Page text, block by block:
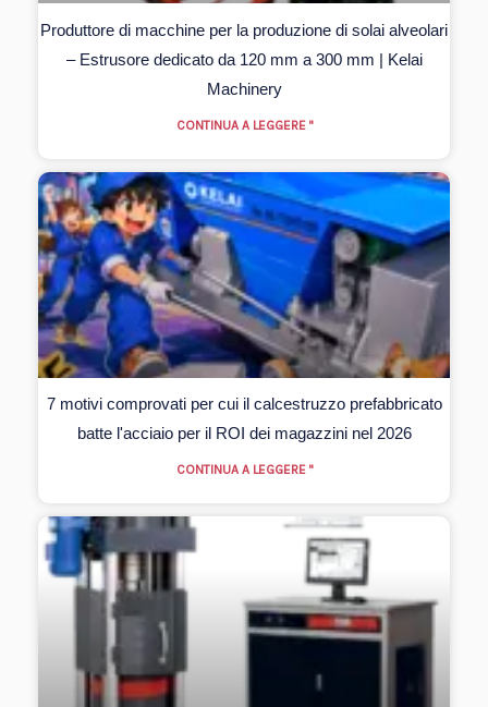
Produttore di macchine per la produzione di solai alveolari
– Estrusore dedicato da 120 mm a 300 mm | Kelai
Machinery
CONTINUA A LEGGERE "
7 motivi comprovati per cui il calcestruzzo prefabbricato
batte l'acciaio per il ROI dei magazzini nel 2026
CONTINUA A LEGGERE "